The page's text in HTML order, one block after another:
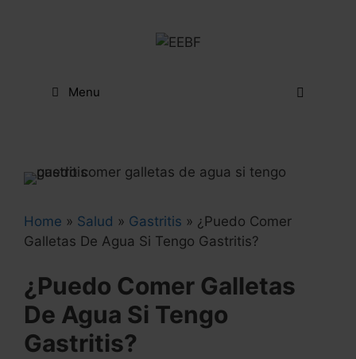
Menu
Home » Salud » Gastritis » ¿Puedo Comer
Galletas De Agua Si Tengo Gastritis?
¿Puedo Comer Galletas
De Agua Si Tengo
Gastritis?